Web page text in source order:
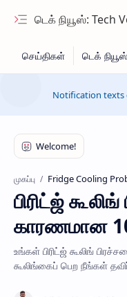
டெக் நியூஸ்: Tech Voice Tamil -
Hidden Menu
Hidden Menu
Notification texts
முகப்பு Fridge Cooling
பிரிட்ஜ்
காரணமான
உங்கள் பிரிட்ஜ் கூலிங்
கூலிங்கைப் பெற நீங்கள்